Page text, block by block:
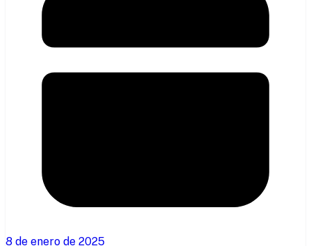
8 de enero de 2025